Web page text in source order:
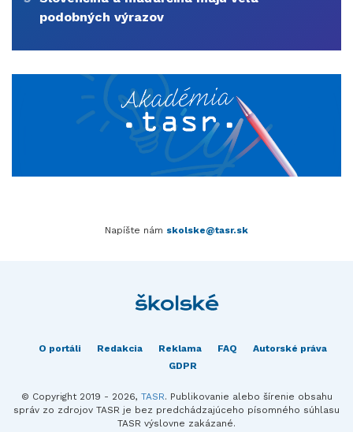
podobných výrazov
Napíšte nám skolske@tasr.sk
O portáli Redakcia Reklama FAQ
Autorské práva
GDPR
© Copyright 2019 - 2026, TASR. Publikovanie alebo šírenie obsahu
správ zo zdrojov TASR je bez predchádzajúceho písomného súhlasu
TASR výslovne zakázané.